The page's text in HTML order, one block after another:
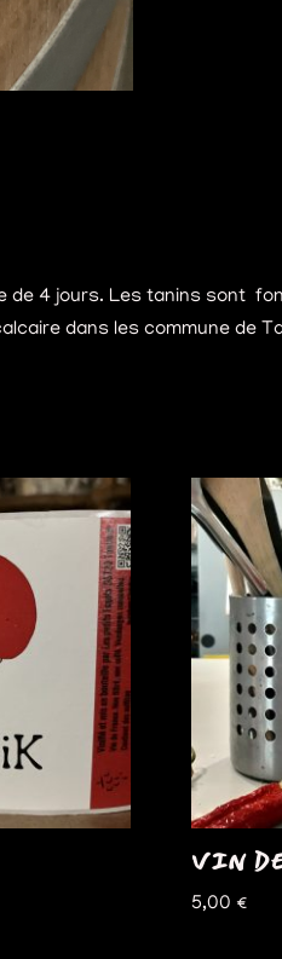
de 4 jours. Les tanins sont
dans les commune de
VIN
5,00€